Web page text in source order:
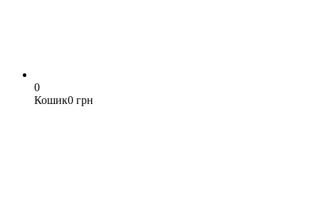
0
Кошик0 грн